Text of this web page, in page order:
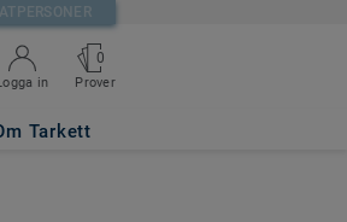
in
0
Prover
Tarkett